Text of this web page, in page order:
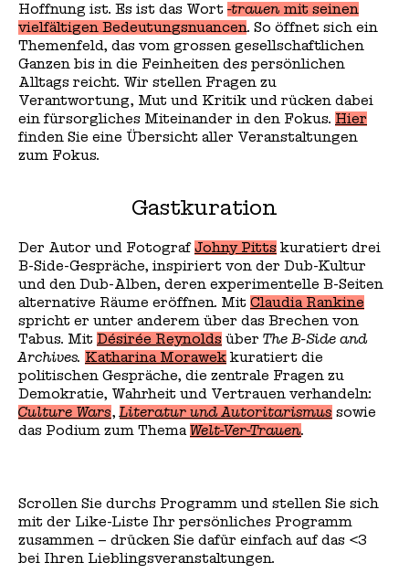
Hoffnung ist. Es ist das Wort -trauen mit seinen
vielfältigen Bedeutungsnuancen. So öffnet sich ein
Themenfeld, das vom grossen gesellschaftlichen
Ganzen bis in die Feinheiten des persönlichen
Alltags reicht. Wir stellen Fragen zu
Verantwortung, Mut und Kritik und rücken dabei
ein fürsorgliches Miteinander in den Fokus. Hier
finden Sie eine Übersicht aller Veranstaltungen
zum Fokus.
Gastkuration
Der Autor und FotografJohny Pitts kuratiert drei
B-Side-Gespräche, inspiriert von der Dub-Kultur
und den Dub-Alben, deren experimentelle B-Seiten
alternative Räume eröffnen. Mit Claudia Rankine
spricht er unter anderem über das Brechen von
Tabus. Mit Désirée Reynolds über The B-Side and
Archives. Katharina Morawek kuratiert die
politischen Gespräche, die zentrale Fragen zu
Demokratie, Wahrheit und Vertrauen verhandeln:
Culture Wars, Literatur und Autoritarismus sowie
das Podium zum Thema Welt-Ver-Trauen.
Scrollen Sie durchs Programm und stellen Sie sich
mit der Like-Liste Ihr persönliches Programm
zusammen – drücken Sie dafür einfach auf das <3
bei Ihren Lieblingsveranstaltungen.